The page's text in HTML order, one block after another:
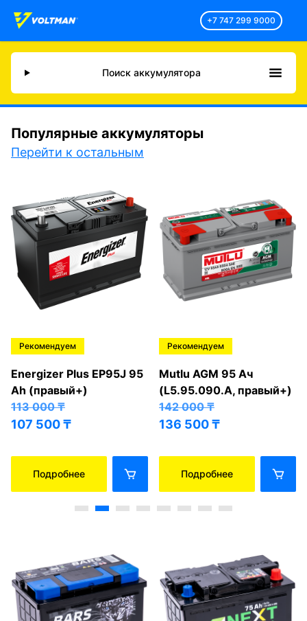
+7 747 299 9000
Поиск аккумулятора
Популярные аккумуляторы
Перейти к остальным
Рекомендуем
Energizer Plus EP95J 95
Ah (правый+)
113 000₸
107 500₸
Подробнее
Рекомендуем
Mutlu AGM 95 Ач
(L5.95.090.A, правый+)
142 000₸
136 500₸
Подробнее